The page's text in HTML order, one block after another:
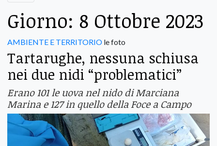
Giorno: 8 Ottobre 2023
AMBIENTE E TERRITORIO le foto
Tartarughe, nessuna schiusa
nei due nidi “problematici”
Erano 101 le uova nel nido di Marciana
Marina e 127 in quello della Foce a Campo